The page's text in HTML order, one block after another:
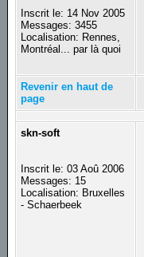
Inscrit le: 14 Nov 2005
Messages: 3455
Localisation: Rennes,
Montréal... par là quoi
Revenir en haut de
page
skn-soft
Inscrit le: 03 Aoû 2006
Messages: 15
Localisation: Bruxelles
- Schaerbeek